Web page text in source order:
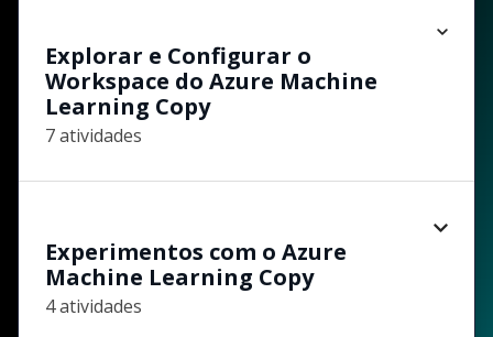
Explorar e Configurar o
Workspace do Azure Machine
Learning Copy
7 atividades
Experimentos com o Azure
Machine Learning Copy
4 atividades